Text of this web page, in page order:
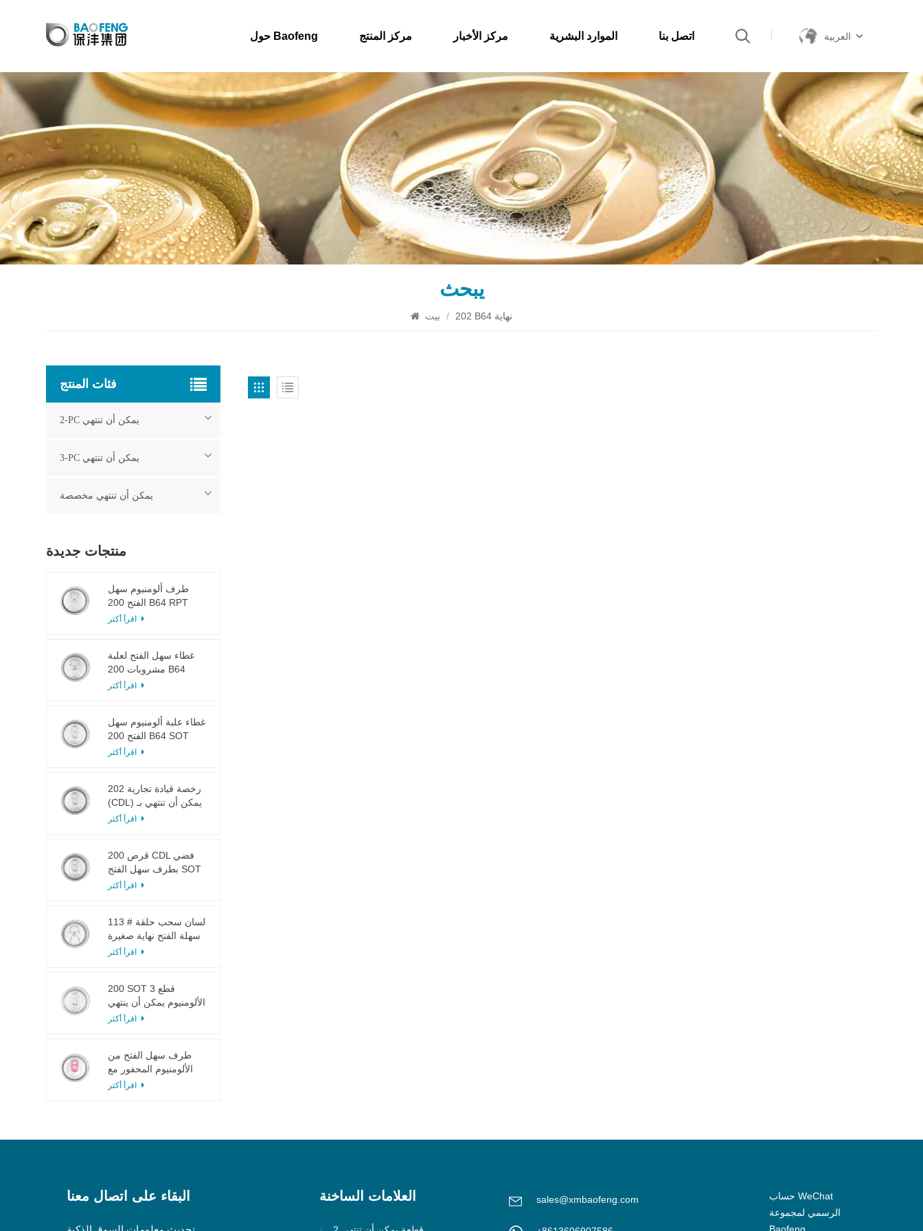
حول Baofeng مركز المنتج مركز الأخبار الموارد البشرية اتصل بنا العربية
يبحث
/ 202 B64 نهاية
فئات المنتج
2-PC يمكن أن تنتهي
3-PC يمكن أن تنتهي
يمكن أن تنتهي مخصصة
منتجات جديدة
طرف ألومنيوم سهل
الفتح 200 B64 RPT
LOE
غطاء سهل الفتح لعلبة
مشروبات 200 B64
غطاء علبة ألومنيوم سهل
الفتح 200 B64 SOT
LOE
202 رخصة قيادة تجارية
(CDL) يمكن أن تنتهي بـ
SOT LOE فضي خفيف
200 قرص CDL فضي
بطرف سهل الفتح SOT
LOE إيبوكسي
113 # لسان سحب حلقة
سهلة الفتح نهاية صغيرة
لعصير الفاكهة
200 SOT 3 قطع
الألومنيوم يمكن أن ينتهي
لتعليب الطعام والشراب
طرف سهل الفتح من
الألومنيوم المحفور مع
لسان وردي
البقاء على اتصال معنا العلامات الساخنة sales@xmbaofeng.com
حساب WeChat
الرسمي لمجموعة
Baofeng